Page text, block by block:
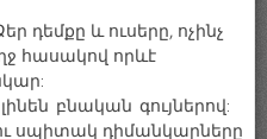
դեմքը և ուսերը, ոչինչ
հասակով որևէ
բնական գույներով:
սպիտակ դիմանկարները